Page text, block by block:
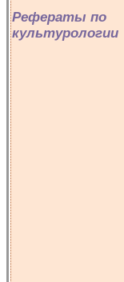
Рефераты по
культурологии